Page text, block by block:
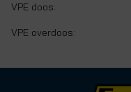
VPE doos:
VPE overdoos: